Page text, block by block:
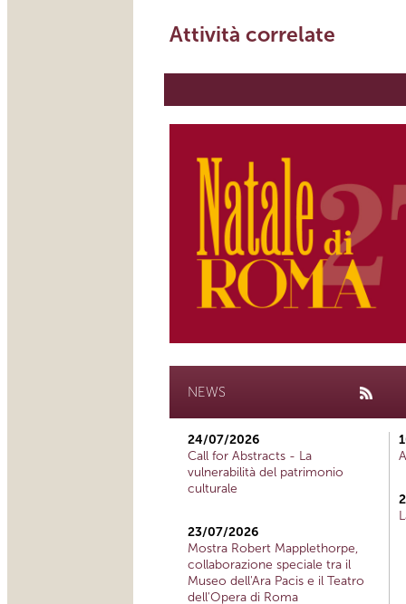
Attività correlate
NEWS
24/07/2026
Call for Abstracts - La
vulnerabilità del patrimonio
culturale
23/07/2026
Mostra Robert Mapplethorpe,
collaborazione speciale tra il
Museo dell'Ara Pacis e il Teatro
dell'Opera di Roma